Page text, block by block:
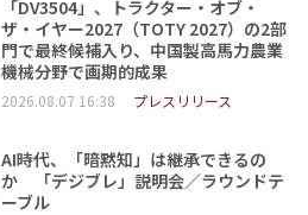
「DV3504」、トラクター・オブ・
ザ・イヤー2027（TOTY 2027）の2部
門で最終候補入り、中国製高馬力農業
機械分野で画期的成果
2026.08.07 16:38 プレスリリース
AI時代、「暗黙知」は継承できるの
か 「デジブレ」説明会／ラウンドテ
ーブル